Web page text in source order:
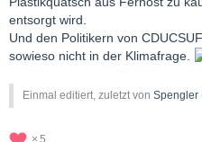
entsorgt wird.
Und den Politikern von
sowieso nicht in der Klimafrage.
Einmal editiert, zuletzt von Spengler
5